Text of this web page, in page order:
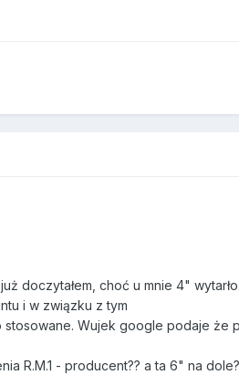
doczytałem, choć u mnie 4" wytarło.
i w związku z tym
Wujek google podaje że
R.M.1 - producent?? a ta 6" na